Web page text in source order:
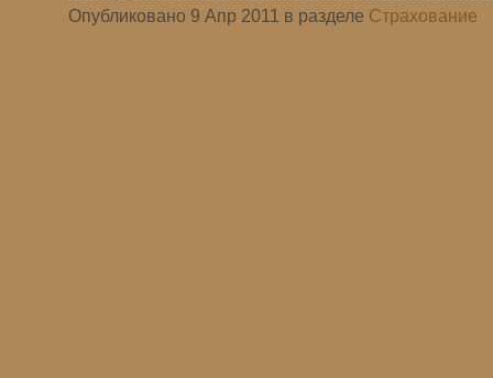
Опубликовано 9 Апр 2011 в разделе Страхование